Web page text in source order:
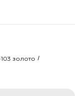
золото /